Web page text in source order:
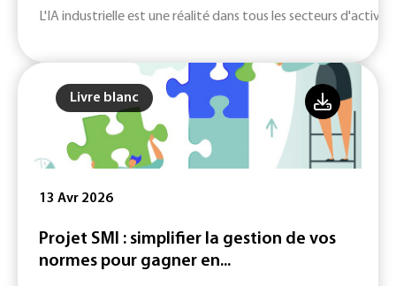
L'IA industrielle est une réalité dans tous les secteurs
Livre blanc
13 Avr 2026
Projet SMI : simplifier la gestion de vos
normes pour gagner en...